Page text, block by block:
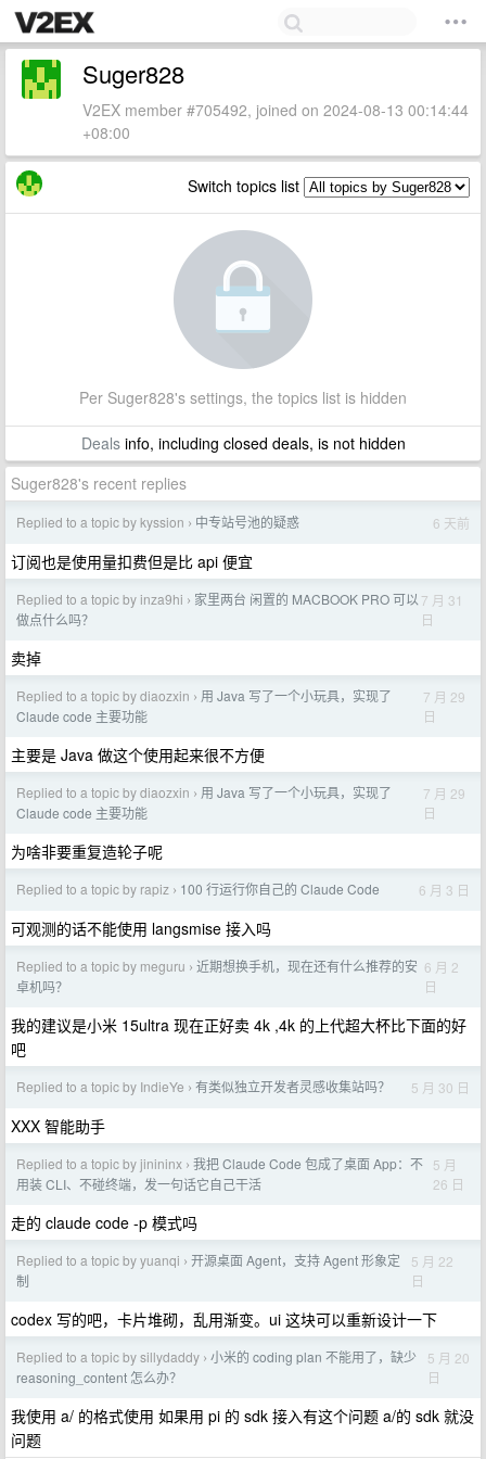
Suger828
V2EX member #705492, joined on 2024-08-13 00:14:44
+08:00
Switch topics list
Per Suger828's settings, the topics list is hidden
Dealsinfo, including closed deals, is not hidden
Suger828's recent replies
Replied to a topic by kyssion › 中专站号池的疑惑 6 天前
订阅也是使用量扣费但是比 api 便宜
Replied to a topic by inza9hi › 家里两台 闲置的 MACBOOK PRO 可以
做点什么吗？
7 月 31
日
卖掉
Replied to a topic by diaozxin › 用 Java 写了一个小玩具，实现了
Claude code 主要功能
7 月 29
日
主要是 Java 做这个使用起来很不方便
Replied to a topic by diaozxin › 用 Java 写了一个小玩具，实现了
Claude code 主要功能
7 月 29
日
为啥非要重复造轮子呢
Replied to a topic by rapiz › 100 行运行你自己的 Claude Code 6 月 3 日
可观测的话不能使用 langsmise 接入吗
Replied to a topic by meguru › 近期想换手机，现在还有什么推荐的安
卓机吗？
6 月 2
日
我的建议是小米 15ultra 现在正好卖 4k ,4k 的上代超大杯比下面的好
吧
Replied to a topic by IndieYe › 有类似独立开发者灵感收集站吗？ 5 月 30 日
XXX 智能助手
Replied to a topic by jinininx › 我把 Claude Code 包成了桌面 App：不
用装 CLI、不碰终端，发一句话它自己干活
5 月
26 日
走的 claude code -p 模式吗
Replied to a topic by yuanqi › 开源桌面 Agent，支持 Agent 形象定
制
5 月 22
日
codex 写的吧，卡片堆砌，乱用渐变。ui 这块可以重新设计一下
Replied to a topic by sillydaddy › 小米的 coding plan 不能用了，缺少
reasoning_content 怎么办？
5 月 20
日
我使用 a/ 的格式使用 如果用 pi 的 sdk 接入有这个问题 a/的 sdk 就没
问题